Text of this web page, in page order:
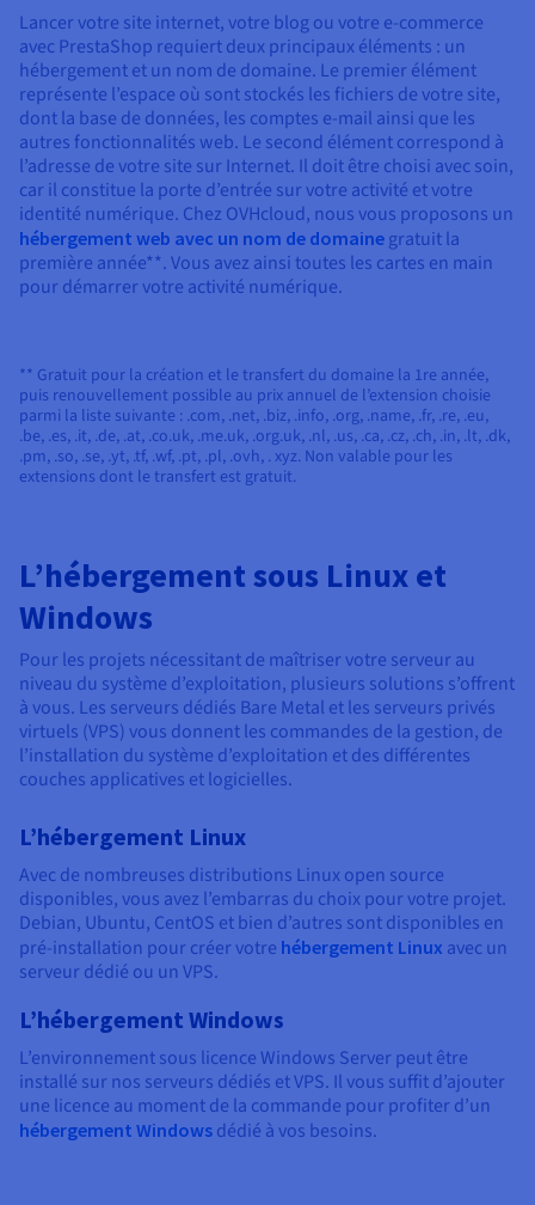
Lancer votre site internet, votre blog ou votre e-commerce
avec PrestaShop requiert deux principaux éléments : un
hébergement et un nom de domaine. Le premier élément
représente l’espace où sont stockés les fichiers de votre site,
dont la base de données, les comptes e-mail ainsi que les
autres fonctionnalités web. Le second élément correspond à
l’adresse de votre site sur Internet. Il doit être choisi avec soin,
car il constitue la porte d’entrée sur votre activité et votre
identité numérique. Chez OVHcloud, nous vous proposons un
hébergement web avec un nom de domaine gratuit la
première année**. Vous avez ainsi toutes les cartes en main
pour démarrer votre activité numérique.
** Gratuit pour la création et le transfert du domaine la 1re année,
puis renouvellement possible au prix annuel de l’extension choisie
parmi la liste suivante : .com, .net, .biz, .info, .org, .name, .fr, .re, .eu,
.be, .es, .it, .de, .at, .co.uk, .me.uk, .org.uk, .nl, .us, .ca, .cz, .ch, .in, .lt, .dk,
.pm, .so, .se, .yt, .tf, .wf, .pt, .pl, .ovh, . xyz. Non valable pour les
extensions dont le transfert est gratuit.
L’hébergement sous Linux et
Windows
Pour les projets nécessitant de maîtriser votre serveur au
niveau du système d’exploitation, plusieurs solutions s’offrent
à vous. Les serveurs dédiés Bare Metal et les serveurs privés
virtuels (VPS) vous donnent les commandes de la gestion, de
l’installation du système d’exploitation et des différentes
couches applicatives et logicielles.
L’hébergement Linux
Avec de nombreuses distributions Linux open source
disponibles, vous avez l’embarras du choix pour votre projet.
Debian, Ubuntu, CentOS et bien d’autres sont disponibles en
pré-installation pour créer votre hébergement Linux avec un
serveur dédié ou un VPS.
L’hébergement Windows
L’environnement sous licence Windows Server peut être
installé sur nos serveurs dédiés et VPS. Il vous suffit d’ajouter
une licence au moment de la commande pour profiter d’un
hébergement Windows dédié à vos besoins.